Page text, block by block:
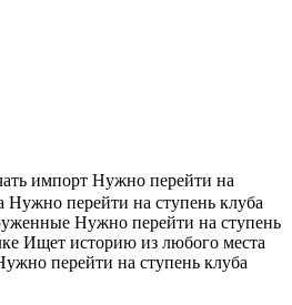
импорт Нужно перейти на
Нужно перейти на ступень клуба
Нужно перейти на ступень
Ищет историю из любого места
перейти на ступень клуба